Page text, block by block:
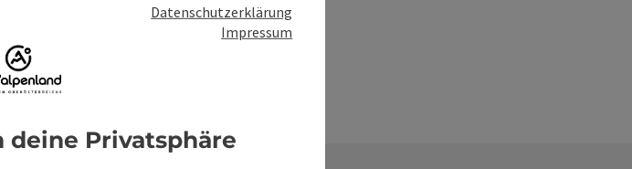
Datenschutzerklärung
Impressum
Privatsphäre